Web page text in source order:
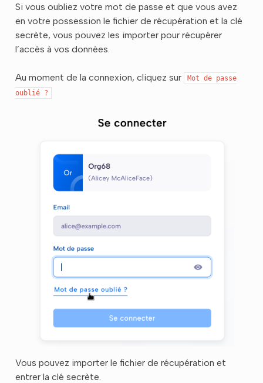
Si vous oubliez votre mot de passe et que vous avez
en votre possession le fichier de récupération et la clé
secrète, vous pouvez les importer pour récupérer
l’accès à vos données.
Au moment de la connexion, cliquez sur Mot de passe
oublié ?
Vous pouvez importer le fichier de récupération et
entrer la clé secrète.